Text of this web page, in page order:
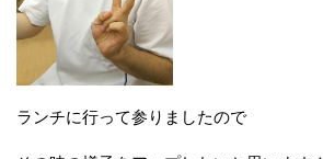
ランチに行って参りましたので